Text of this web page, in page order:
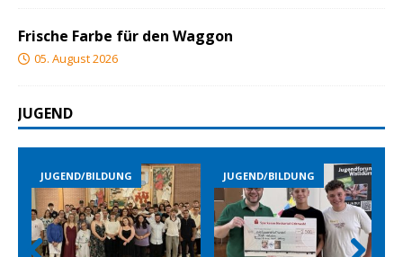
Frische Farbe für den Waggon
05. August 2026
JUGEND
JUGEND/BILDUNG JUGEND/BILDUNG